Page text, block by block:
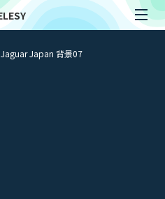
ホーム
Jaguar Japan 背景07